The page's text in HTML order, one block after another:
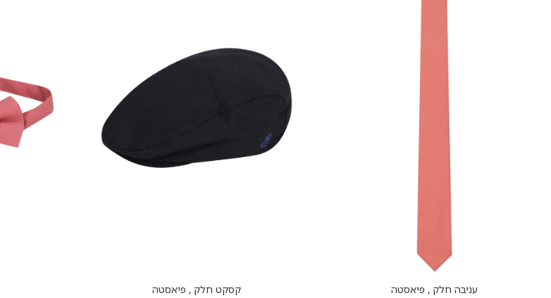
עניבה חלק , פיאסטה קסקט חלק , פיאסטה